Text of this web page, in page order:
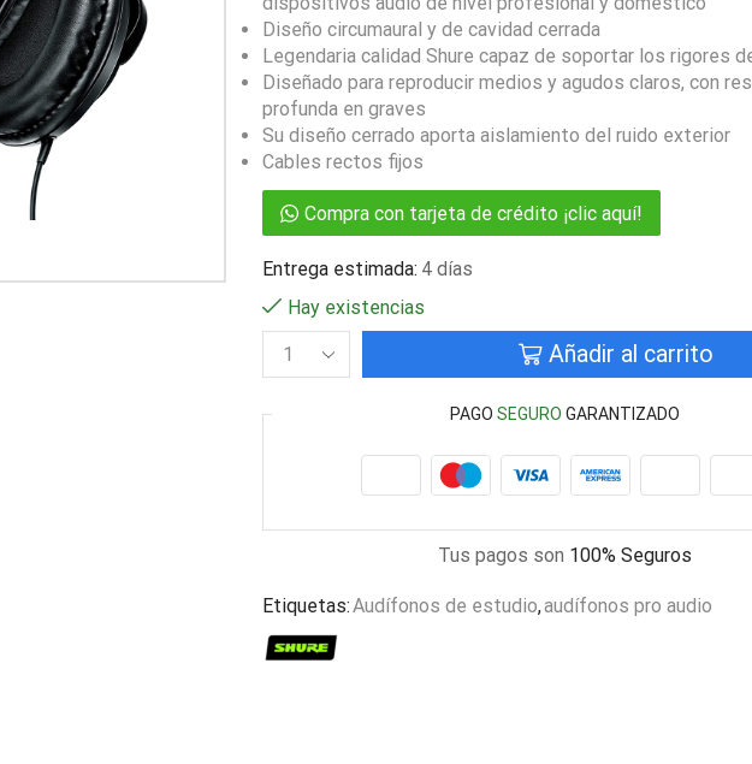
Diseño circumaural y de cavidad cerrada
Legendaria calidad Shure capaz de soportar los rigores
Diseñado para reproducir medios y agudos claros, con
profunda en graves
Su diseño cerrado aporta aislamiento del ruido exterior
Cables rectos fijos
Compra con tarjeta de crédito ¡clic aquí!
Entrega estimada: 4 días
Hay existencias
Añadir al carrito
PAGOSEGURO GARANTIZADO
Tus pagos son 100% Seguros
Etiquetas:Audífonos de estudio,audífonos pro audio